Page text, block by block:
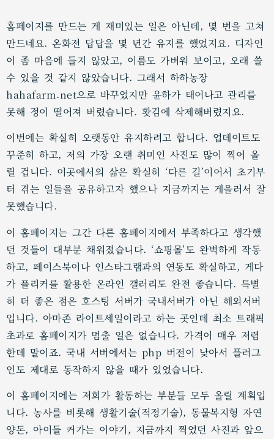
홈페이지를 만드는 게 재미있는 일은 아닌데, 몇 번을 고쳐
만드네요. 온화전 답답을 몇 년간 유지를 했었지요. 디자인
이 좀 마음에 들지 않았고, 이름도 가벼워 보이고, 오래 쓸
수 있을 것 같지 않았습니다. 그래서 하하농장
hahafarm.net으로 바꾸었지만 윤하가 태어나고 관리를
못해 정이 떨어져 버렸습니다. 홧김에 삭제해버렸지요.
이번에는 확실히 오랫동안 유지하려고 합니다. 업데이트도
꾸준히 하고, 저의 가장 오랜 취미인 사진도 많이 찍어 올
릴 겁니다. 이곳에서의 삶은 확실히 ‘다른 길’이어서 초기부
터 겪는 일들을 공유하고자 했으나 지금까지는 게을러서 잘
못했습니다.
이 홈페이지는 그간 다른 홈페이지에서 부족하다고 생각했
던 것들이 대부분 채워졌습니다. ‘쇼핑몰’도 완벽하게 작동
하고, 페이스북이나 인스타그램과의 연동도 확실하고, 게다
가 플리커를 활용한 온라인 갤러리도 완전 좋습니다. 특별
히 더 좋은 점은 호스팅 서버가 국내서버가 아닌 해외서버
입니다. 아마존 라이트세일이라고 하는 곳인데 최소 트래픽
초과로 홈페이지가 멈출 일은 없습니다. 가격이 매우 저렴
한데 말이죠. 국내 서버에서는 php 버전이 낮아서 플러그
인도 제대로 동작하지 않을 때가 있었습니다.
이 홈페이지에는 저희가 활동하는 부분들 모두 올릴 계획입
니다. 농사를 비롯해 생활기술(적정기술), 동물복지형 자연
양돈, 아이들 커가는 이야기, 지금까지 찍었던 사진과 앞으